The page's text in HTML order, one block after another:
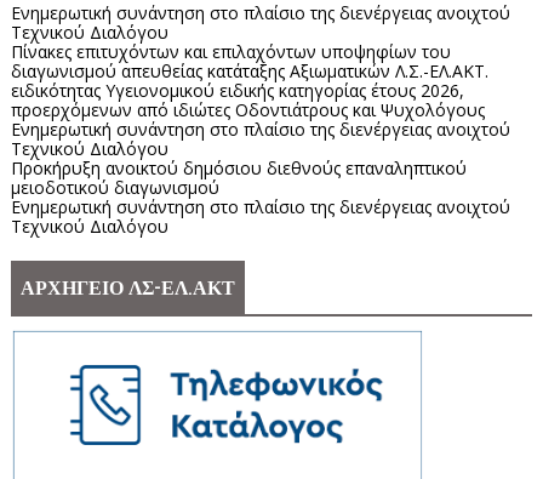
Ενημερωτική συνάντηση στο πλαίσιο της διενέργειας ανοιχτού
Τεχνικού Διαλόγου
Πίνακες επιτυχόντων και επιλαχόντων υποψηφίων του
διαγωνισμού απευθείας κατάταξης Αξιωματικών Λ.Σ.-ΕΛ.ΑΚΤ.
ειδικότητας Υγειονομικού ειδικής κατηγορίας έτους 2026,
προερχόμενων από ιδιώτες Οδοντιάτρους και Ψυχολόγους
Ενημερωτική συνάντηση στο πλαίσιο της διενέργειας ανοιχτού
Τεχνικού Διαλόγου
Προκήρυξη ανοικτού δημόσιου διεθνούς επαναληπτικού
μειοδοτικού διαγωνισμού
Ενημερωτική συνάντηση στο πλαίσιο της διενέργειας ανοιχτού
Τεχνικού Διαλόγου
ΑΡΧΗΓΕΙΟ ΛΣ-ΕΛ.ΑΚΤ